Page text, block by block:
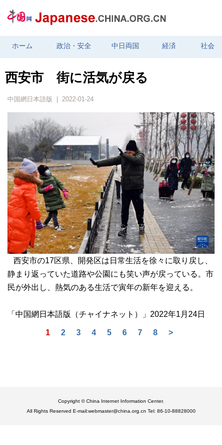
ホーム 政治・安全 中日両国 経済 社会
西安市 街に活気が戻る
中国網日本語版 | 2022-01-24
西安市の17区県、開発区は日常生活を徐々に取り戻し、
静まり返っていた道路や公園にも笑い声が戻っている。市
民が外出し、熱気のある生活で寅年の新年を迎える。
「中国網日本語版（チャイナネット）」2022年1月24日
1 2 3 4 5 6 7 8 >
Copyright © China Internet Information Center.
All Rights Reserved E-mail:webmaster@china.org.cn Tel: 86-10-88828000